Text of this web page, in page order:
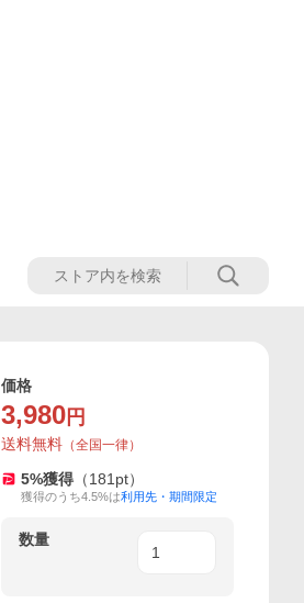
価格
3,980 円
送料無料 （全国一律）
5%獲得 （181 pt）
獲得のうち4.5%は利用先・期間限定
数量